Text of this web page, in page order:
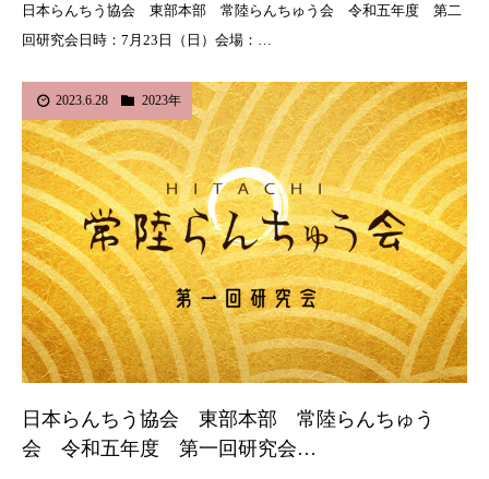
日本らんちう協会 東部本部 常陸らんちゅう会 令和五年度 第二
回研究会日時：7月23日（日）会場：…
2023.6.28 2023年
日本らんちう協会 東部本部 常陸らんちゅう
会 令和五年度 第一回研究会…